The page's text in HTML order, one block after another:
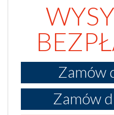
Zamów
Zamów